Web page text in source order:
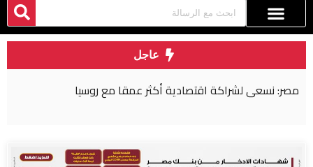
عاجل
لماذا غابت مصر عن اتفاقية مكة للدفاع المشترك؟